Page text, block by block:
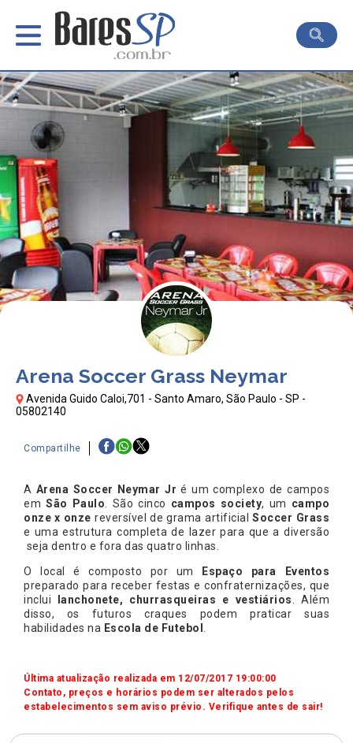
Arena Soccer Grass Neymar
Avenida Guido Caloi,701 - Santo Amaro, São Paulo - SP -
05802140
Compartilhe
A Arena Soccer Neymar Jr é um complexo de campos
em São Paulo. São cinco campos society, um campo
onze x onze reversível de grama artificialSoccer Grass
e uma estrutura completa de lazer para que a diversão
seja dentro e fora das quatro linhas.
O local é composto por um
Espaço para Eventos
preparado para receber festas e confraternizações, que
inclui
lanchonete, churrasqueiras e vestiários. Além
disso, os futuros craques podem praticar suas
habilidades na Escola de Futebol .
Última atualização realizada em 12/07/2017 19:00:00
Contato, preços e horários podem ser alterados pelos
estabelecimentos sem aviso prévio. Verifique antes de sair!